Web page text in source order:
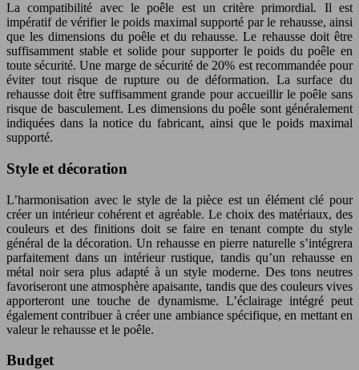
La compatibilité avec le poêle est un critère primordial. Il est
impératif de vérifier le poids maximal supporté par le rehausse, ainsi
que les dimensions du poêle et du rehausse. Le rehausse doit être
suffisamment stable et solide pour supporter le poids du poêle en
toute sécurité. Une marge de sécurité de 20% est recommandée pour
éviter tout risque de rupture ou de déformation. La surface du
rehausse doit être suffisamment grande pour accueillir le poêle sans
risque de basculement. Les dimensions du poêle sont généralement
indiquées dans la notice du fabricant, ainsi que le poids maximal
supporté.
Style et décoration
L’harmonisation avec le style de la pièce est un élément clé pour
créer un intérieur cohérent et agréable. Le choix des matériaux, des
couleurs et des finitions doit se faire en tenant compte du style
général de la décoration. Un rehausse en pierre naturelle s’intégrera
parfaitement dans un intérieur rustique, tandis qu’un rehausse en
métal noir sera plus adapté à un style moderne. Des tons neutres
favoriseront une atmosphère apaisante, tandis que des couleurs vives
apporteront une touche de dynamisme. L’éclairage intégré peut
également contribuer à créer une ambiance spécifique, en mettant en
valeur le rehausse et le poêle.
Budget